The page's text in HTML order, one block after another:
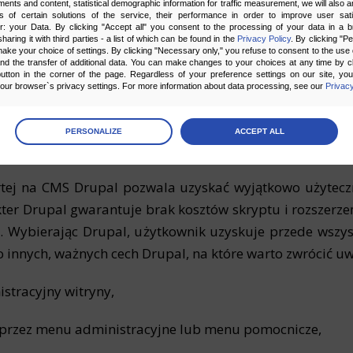
and content, statistical demographic information for traffic measurement, we will also
of certain solutions of the service, their performance in order to improve user
your Data. By clicking "Accept all" you consent to the processing of your data in a
it with third parties - a list of which can be found in the Privacy Policy. By clicking
your choice of settings. By clicking "Necessary only," you refuse to consent to the use
the transfer of additional data. You can make changes to your choices at any time by
in the corner of the page. Regardless of your preference settings on our site,
browser`s privacy settings. For more information about data processing, see our
preferences
the consents of your choice
and data stored on the end device contribute to the security and usability of the website by
this group.
used to personalize your use of our website and to remember choices you make while using our
PERSONALIZE ACCEPT ALL
Drupal – dlaczego warto?
na CMS Drupal pozwala uzyskać wyjątkowo
Drupal gwarantuje brak kosztów skryptu i
Drupal, użytkownik uzyskuje przede
ważnych cech Drupal, na które warto zwrócić
witryny,
menu administracyjne lub menu pomocnicze,